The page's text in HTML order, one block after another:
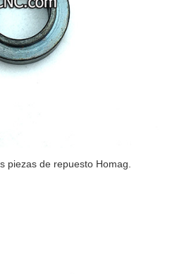
piezas de repuesto Homag.